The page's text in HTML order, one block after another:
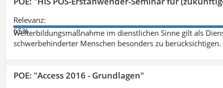
Relevanz:
65%
Weiterbildungsmaßnahme im dienstlichen Sinne gilt als
schwerbehinderter Menschen besonders zu berücksichtigen.
POE: "Access 2016 - Grundlagen"